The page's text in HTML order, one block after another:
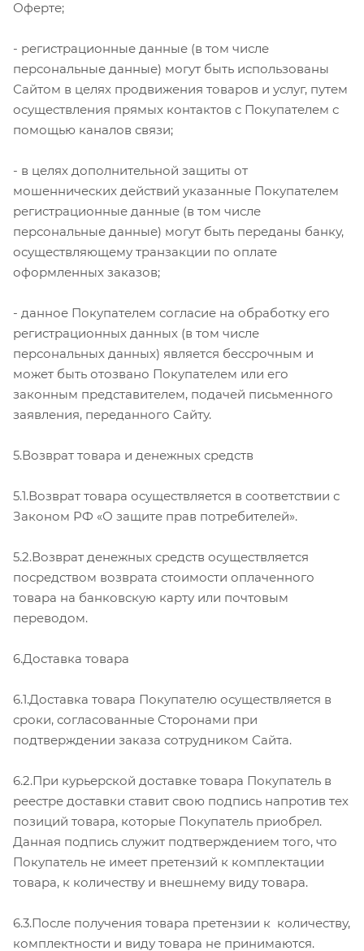
Оферте;
- регистрационные данные (в том числе
персональные данные) могут быть использованы
Сайтом в целях продвижения товаров и услуг, путем
осуществления прямых контактов с Покупателем с
помощью каналов связи;
- в целях дополнительной защиты от
мошеннических действий указанные Покупателем
регистрационные данные (в том числе
персональные данные) могут быть переданы банку,
осуществляющему транзакции по оплате
оформленных заказов;
- данное Покупателем согласие на обработку его
регистрационных данных (в том числе
персональных данных) является бессрочным и
может быть отозвано Покупателем или его
законным представителем, подачей письменного
заявления, переданного Сайту.
5.Возврат товара и денежных средств
5.1.Возврат товара осуществляется в соответствии с
Законом РФ «О защите прав потребителей».
5.2.Возврат денежных средств осуществляется
посредством возврата стоимости оплаченного
товара на банковскую карту или почтовым
переводом.
6.Доставка товара
6.1.Доставка товара Покупателю осуществляется в
сроки, согласованные Сторонами при
подтверждении заказа сотрудником Сайта.
6.2.При курьерской доставке товара Покупатель в
реестре доставки ставит свою подпись напротив тех
позиций товара, которые Покупатель приобрел.
Данная подпись служит подтверждением того, что
Покупатель не имеет претензий к комплектации
товара, к количеству и внешнему виду товара.
6.3.После получения товара претензии к количеству,
комплектности и виду товара не принимаются.